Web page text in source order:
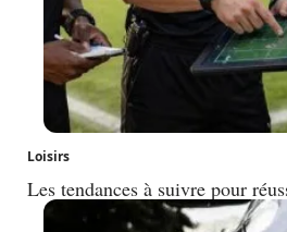
Loisirs
Les tendances à suivre pour